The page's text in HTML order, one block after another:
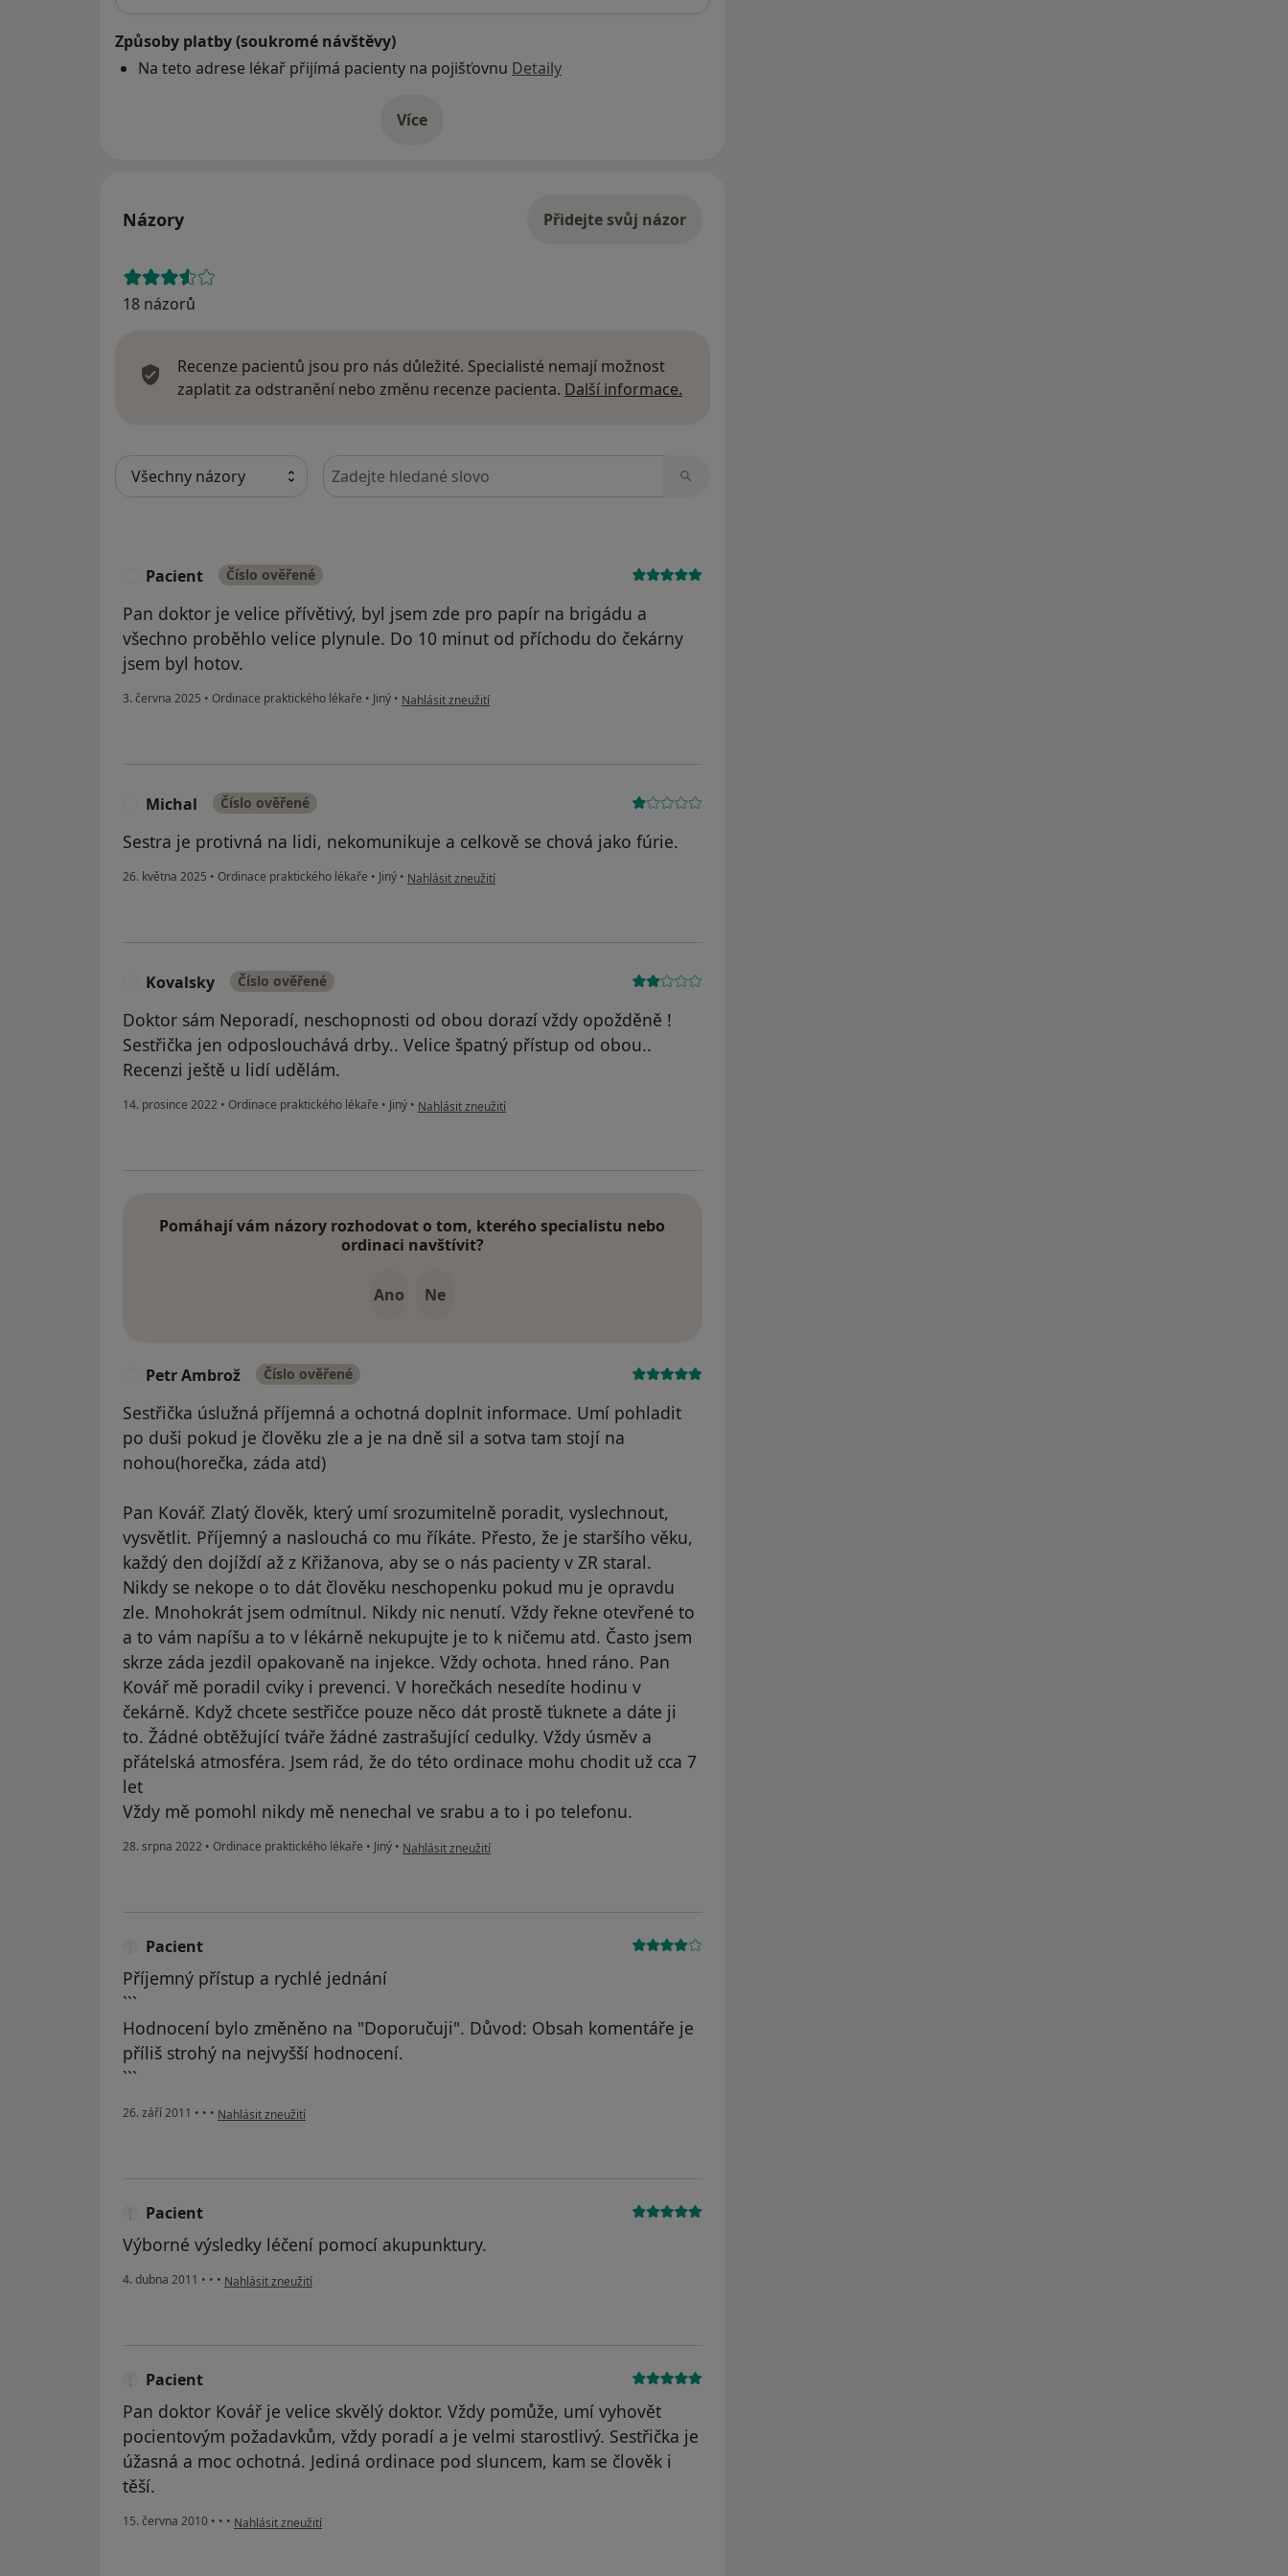
Způsoby platby (soukromé návštěvy)
Na teto adrese lékař přijímá pacienty na pojišťovnu Detaily
Víceo adrese
Názory Přidejte svůj názor
18 názorů
Recenze pacientů jsou pro nás důležité. Specialisté nemají možnost
zaplatit za odstranění nebo změnu recenze pacienta. Další informace.
Hledejte v názorech
Pacient Číslo ověřené
Pan doktor je velice přívětivý, byl jsem zde pro papír na brigádu a
všechno proběhlo velice plynule. Do 10 minut od příchodu do čekárny
jsem byl hotov.
3. června 2025 • Ordinace praktického lékaře • Jiný • podle názoru uživatele Pacient
Nahlásit zneužití
Michal Číslo ověřené
Sestra je protivná na lidi, nekomunikuje a celkově se chová jako fúrie.
26. května 2025 • Ordinace praktického lékaře • Jiný • podle názoru uživatele Michal
Nahlásit zneužití
Kovalsky Číslo ověřené
Doktor sám Neporadí, neschopnosti od obou dorazí vždy opožděně !
Sestřička jen odposlouchává drby.. Velice špatný přístup od obou..
Recenzi ještě u lidí udělám.
14. prosince 2022 • Ordinace praktického lékaře • Jiný • podle názoru uživatele Kovalsky
Nahlásit zneužití
Pomáhají vám názory rozhodovat o tom, kterého specialistu nebo
ordinaci navštívit?
Ano Ne
Petr Ambrož Číslo ověřené
Sestřička úslužná příjemná a ochotná doplnit informace. Umí pohladit
po duši pokud je člověku zle a je na dně sil a sotva tam stojí na
nohou(horečka, záda atd)
Pan Kovář. Zlatý člověk, který umí srozumitelně poradit, vyslechnout,
vysvětlit. Příjemný a naslouchá co mu říkáte. Přesto, že je staršího věku,
každý den dojíždí až z Křižanova, aby se o nás pacienty v ZR staral.
Nikdy se nekope o to dát člověku neschopenku pokud mu je opravdu
zle. Mnohokrát jsem odmítnul. Nikdy nic nenutí. Vždy řekne otevřené to
a to vám napíšu a to v lékárně nekupujte je to k ničemu atd. Často jsem
skrze záda jezdil opakovaně na injekce. Vždy ochota. hned ráno. Pan
Kovář mě poradil cviky i prevenci. V horečkách nesedíte hodinu v
čekárně. Když chcete sestřičce pouze něco dát prostě ťuknete a dáte ji
to. Žádné obtěžující tváře žádné zastrašující cedulky. Vždy úsměv a
přátelská atmosféra. Jsem rád, že do této ordinace mohu chodit už cca 7
let
Vždy mě pomohl nikdy mě nenechal ve srabu a to i po telefonu.
28. srpna 2022 • Ordinace praktického lékaře • Jiný • podle názoru uživatele Petr Ambrož
Nahlásit zneužití
Pacient
Příjemný přístup a rychlé jednání
```
Hodnocení bylo změněno na "Doporučuji". Důvod: Obsah komentáře je
příliš strohý na nejvyšší hodnocení.
```
26. září 2011 • • • podle názoru uživatele Pacient
Nahlásit zneužití
Pacient
Výborné výsledky léčení pomocí akupunktury.
4. dubna 2011 • • • podle názoru uživatele Pacient
Nahlásit zneužití
Pacient
Pan doktor Kovář je velice skvělý doktor. Vždy pomůže, umí vyhovět
pocientovým požadavkům, vždy poradí a je velmi starostlivý. Sestřička je
úžasná a moc ochotná. Jediná ordinace pod sluncem, kam se člověk i
těší.
15. června 2010 • • • podle názoru uživatele Pacient
Nahlásit zneužití